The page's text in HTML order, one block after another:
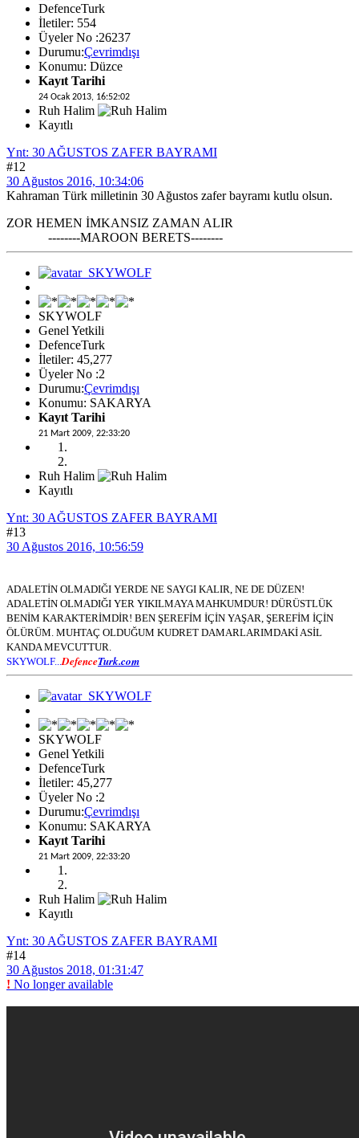
DefenceTurk
İletiler: 554
Üyeler No :26237
Durumu:Çevrimdışı
Konumu: Düzce
Kayıt Tarihi
24 Ocak 2013, 16:52:02
Ruh Halim
Kayıtlı
Ynt: 30 AĞUSTOS ZAFER BAYRAMI
#12
30 Ağustos 2016, 10:34:06
Kahraman Türk milletinin 30 Ağustos zafer bayramı kutlu olsun.
ZOR HEMEN İMKANSIZ ZAMAN ALIR
--------MAROON BERETS--------
SKYWOLF
Genel Yetkili
DefenceTurk
İletiler: 45,277
Üyeler No :2
Durumu:Çevrimdışı
Konumu: SAKARYA
Kayıt Tarihi
21 Mart 2009, 22:33:20
Ruh Halim
Kayıtlı
Ynt: 30 AĞUSTOS ZAFER BAYRAMI
#13
30 Ağustos 2016, 10:56:59
ADALETİN OLMADIĞI YERDE NE SAYGI KALIR, NE DE DÜZEN!
ADALETİN OLMADIĞI YER YIKILMAYA MAHKUMDUR! DÜRÜSTLÜK
BENİM KARAKTERİMDİR! BEN ŞEREFİM İÇİN YAŞAR, ŞEREFİM İÇİN
ÖLÜRÜM. MUHTAÇ OLDUĞUM KUDRET DAMARLARIMDAKİ ASİL
KANDA MEVCUTTUR.
SKYWOLF... DefenceTurk.com
SKYWOLF
Genel Yetkili
DefenceTurk
İletiler: 45,277
Üyeler No :2
Durumu:Çevrimdışı
Konumu: SAKARYA
Kayıt Tarihi
21 Mart 2009, 22:33:20
Ruh Halim
Kayıtlı
Ynt: 30 AĞUSTOS ZAFER BAYRAMI
#14
30 Ağustos 2018, 01:31:47
! No longer available